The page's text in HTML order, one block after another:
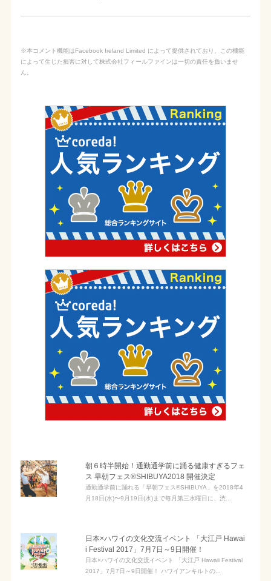
※本コメント機能はFacebook Ireland Limited によって提供されており、この機能
によって生じた損害に対して株式会社フィールファインは一切の責任を負いませ
ん。
朝６時半開始！通勤通学前に踊る健康すぎるフェ
ス 早朝フェス®SHIBUYA2018 開催決定
通勤通学前に踊れる「早朝フェス®SHIBUYA」を2018年4
月18日(水)〜9月19日(水)まで毎月第三水曜日に、渋...
日本×ハワイの文化交流イベント 「大江戸 Hawai
i Festival 2017」7月7日～9日開催！
日本×ハワイの文化交流イベント 「大江戸 Hawaii Festival
2017」7月7日～9日開催！ ハワイアンキルトの...